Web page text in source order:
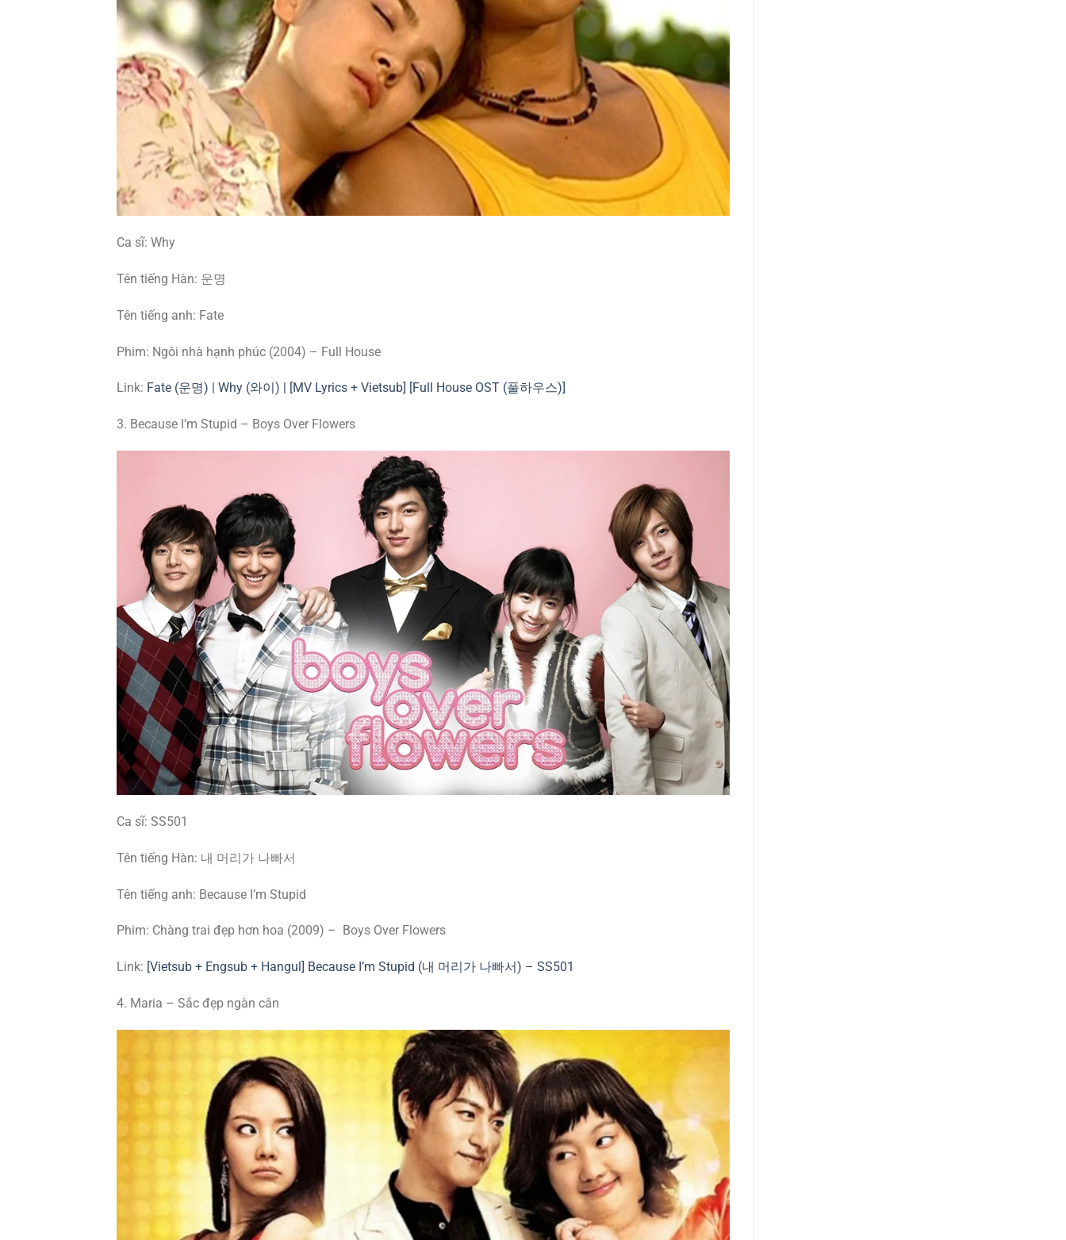
Ca sĩ: Why
Tên tiếng Hàn: 운명
Tên tiếng anh: Fate
Phim: Ngôi nhà hạnh phúc (2004) – Full House
Link: Fate (운명) | Why (와이) | [MV Lyrics + Vietsub] [Full House OST (풀하우스)]
3. Because I’m Stupid – Boys Over Flowers
Ca sĩ: SS501
Tên tiếng Hàn: 내 머리가 나빠서
Tên tiếng anh: Because I’m Stupid
Phim: Chàng trai đẹp hơn hoa (2009) – Boys Over Flowers
Link: [Vietsub + Engsub + Hangul] Because I’m Stupid (내 머리가 나빠서) – SS501
4. Maria – Sắc đẹp ngàn cân